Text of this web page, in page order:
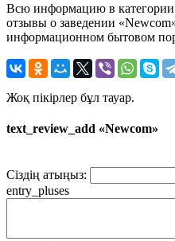
Всю информацию в категории
отзывы о заведении
информационном бытовом
Жоқ пікірлер бұл тауар.
text_review_add «Newcom»
Сіздің атыңыз:
entry_pluses